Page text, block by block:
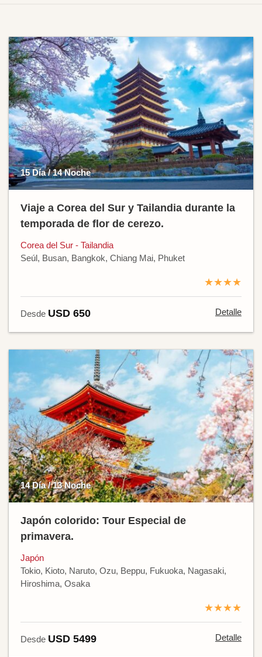
15 Día / 14 Noche
Viaje a Corea del Sur y Tailandia durante la
temporada de flor de cerezo.
Corea del Sur - Tailandia
Seúl, Busan, Bangkok, Chiang Mai, Phuket
★★★★
Desde USD 650 Detalle
14 Día / 13 Noche
Japón colorido: Tour Especial de
primavera.
Japón
Tokio, Kioto, Naruto, Ozu, Beppu, Fukuoka, Nagasaki,
Hiroshima, Osaka
★★★★
Desde USD 5499 Detalle